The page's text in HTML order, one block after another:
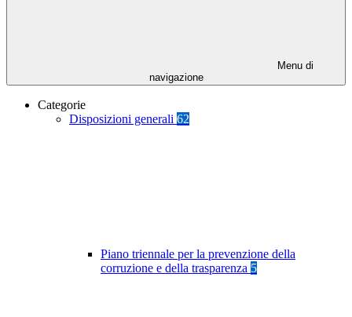
Menu di
navigazione
Categorie
Disposizioni generali 62
Piano triennale per la prevenzione della
corruzione e della trasparenza 5